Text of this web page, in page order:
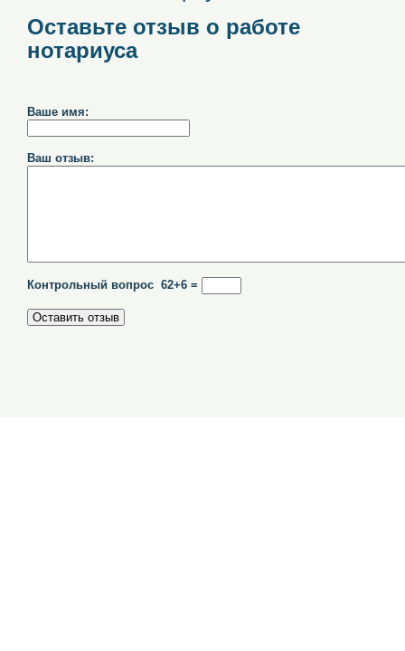
Оставьте отзыв о работе
нотариуса
Ваше имя:
Ваш отзыв:
Контрольный вопрос 62+6 =